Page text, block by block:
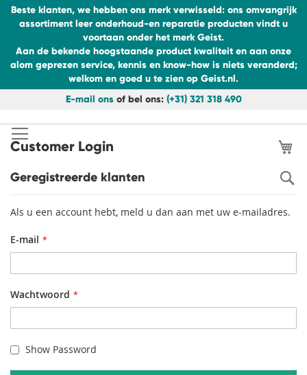
Beste klanten, we hebben ons merk verwisseld: ons omvangrijk
assortiment leer onderhoud-en reparatie producten vindt u
voortaan onder het merk Geist.
Aan de bekende hoogstaande product kwaliteit en aan onze
alom geprezen service, kennis en know-how is niets veranderd;
welkom en goed u te zien op Geist.nl.
E-mail onsof bel ons: (+31) 321 318 490
naar
de
Customer Login
Geregistreerde klanten
Als u een account hebt, meld u dan aan met uw e-mailadres.
E-mail
Wachtwoord
Show Password